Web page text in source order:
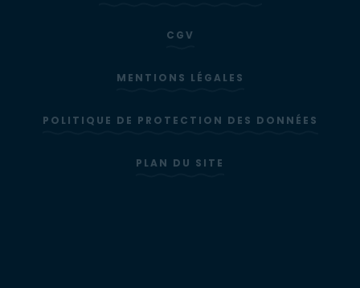
CGV
MENTIONS LÉGALES
POLITIQUE DE PROTECTION DES DONNÉES
PLAN DU SITE